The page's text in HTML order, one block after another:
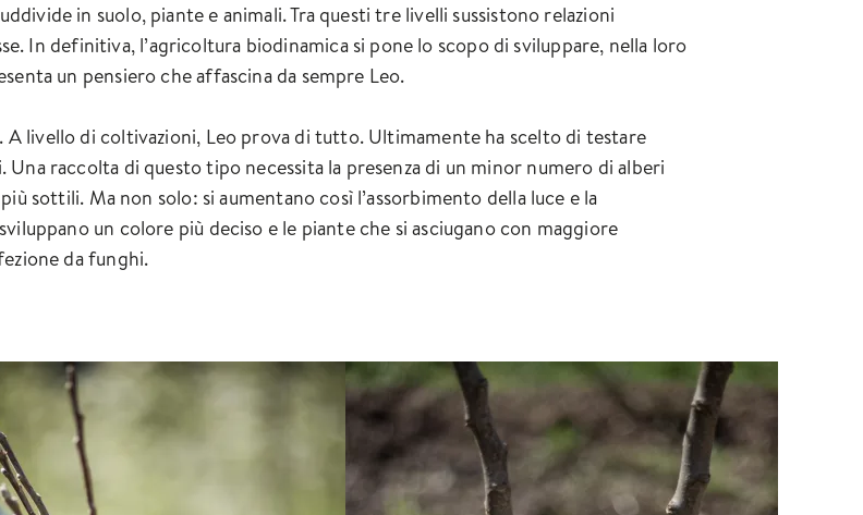
in suolo, piante e animali. Tra questi tre livelli sussistono relazioni
In definitiva, l’agricoltura biodinamica si pone lo scopo di sviluppare, nella loro
un pensiero che affascina da sempre Leo.
livello di coltivazioni, Leo prova di tutto. Ultimamente ha scelto di testare
Una raccolta di questo tipo necessita la presenza di un minor numero di alberi
sottili. Ma non solo: si aumentano così l’assorbimento della luce e la
un colore più deciso e le piante che si asciugano con maggiore
da funghi.